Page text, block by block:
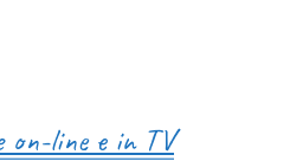
on-line e in TV